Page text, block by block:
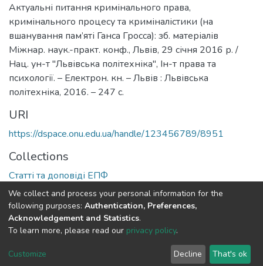
Актуальні питання кримінального права,
кримінального процесу та криміналістики (на
вшанування пам’яті Ганса Гросса): зб. матеріалів
Міжнар. наук.-практ. конф., Львів, 29 січня 2016 р. /
Нац. ун-т "Львівська політехніка", Ін-т права та
психології. – Електрон. кн. – Львів : Львівська
політехніка, 2016. – 247 с.
URI
https://dspace.onu.edu.ua/handle/123456789/8951
Collections
Статті та доповіді ЕПФ
Full item page
DSpace software copyright © 2009-2026
Cookie
End User
Agreement
Send
Feedback
We collect and process your personal information for the
following purposes: Authentication, Preferences,
Acknowledgement and Statistics.
To learn more, please read our privacy policy.
Customize Decline That's ok